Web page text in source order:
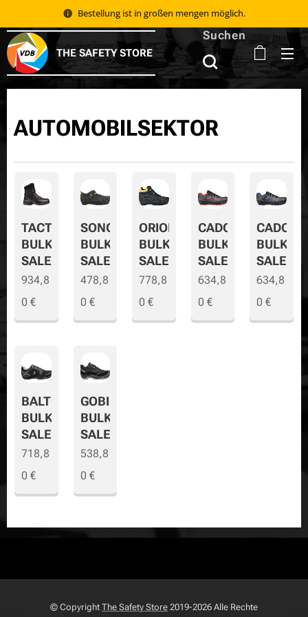
Bestellung ist in großen mengen möglich.
THE SAFETY STORE
Suchen
AUTOMOBILSEKTOR
TACTIC
BULK
SALE
934,8
0 €
SONORA
BULK
SALE
478,8
0 €
ORION
BULK
SALE
778,8
0 €
CADOR
BULK
SALE
634,8
0 €
CADOR-
BULK-
SALE
634,8
0 €
BALTO
BULK
SALE
718,8
0 €
GOBI
BULK
SALE
538,8
0 €
© Copyright The Safety Store 2019-2026 Alle Rechte